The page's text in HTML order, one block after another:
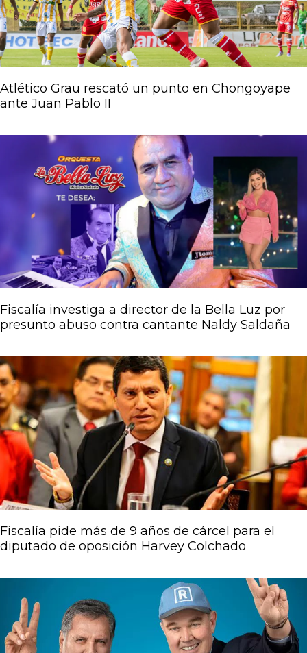
Atlético Grau rescató un punto en Chongoyape
ante Juan Pablo II
Fiscalía investiga a director de la Bella Luz por
presunto abuso contra cantante Naldy Saldaña
Fiscalía pide más de 9 años de cárcel para el
diputado de oposición Harvey Colchado